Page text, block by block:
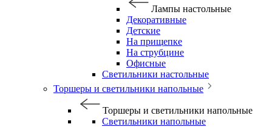
Лампы настольные
Декоративные
Детские
На прищепке
На струбцине
Офисные
Светильники настольные
Торшеры и светильники напольные
Торшеры и светильники напольные
Светильники напольные